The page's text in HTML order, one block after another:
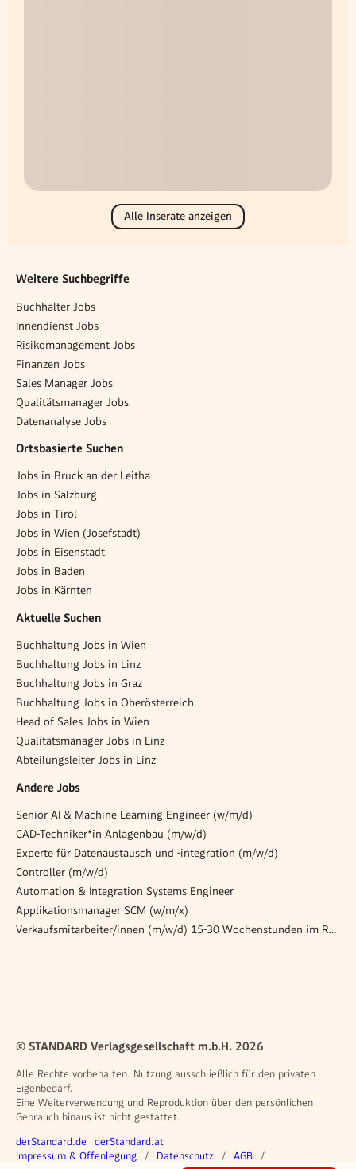
Alle Inserate anzeigen
Weitere Suchbegriffe
Buchhalter Jobs
Innendienst Jobs
Risikomanagement Jobs
Finanzen Jobs
Sales Manager Jobs
Qualitätsmanager Jobs
Datenanalyse Jobs
Ortsbasierte Suchen
Jobs in Bruck an der Leitha
Jobs in Salzburg
Jobs in Tirol
Jobs in Wien (Josefstadt)
Jobs in Eisenstadt
Jobs in Baden
Jobs in Kärnten
Aktuelle Suchen
Buchhaltung Jobs in Wien
Buchhaltung Jobs in Linz
Buchhaltung Jobs in Graz
Buchhaltung Jobs in Oberösterreich
Head of Sales Jobs in Wien
Qualitätsmanager Jobs in Linz
Abteilungsleiter Jobs in Linz
Andere Jobs
Senior AI & Machine Learning Engineer (w/m/d)
CAD-Techniker*in Anlagenbau (m/w/d)
Experte für Datenaustausch und -integration (m/w/d)
Controller (m/w/d)
Automation & Integration Systems Engineer
Applikationsmanager SCM (w/m/x)
Verkaufsmitarbeiter/innen (m/w/d) 15-30 Wochenstunden im Raum Leoben und Umgebung!
© STANDARD Verlagsgesellschaft m.b.H. 2026
Alle Rechte vorbehalten. Nutzung ausschließlich für den privaten
Eigenbedarf.
Eine Weiterverwendung und Reproduktion über den persönlichen
Gebrauch hinaus ist nicht gestattet.
Weitere Angebote
derStandard.de derStandard.at
Rechtliches
Impressum & Offenlegung Datenschutz
AGB